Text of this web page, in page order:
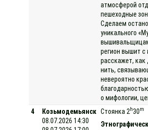
атмосферой
пешеходные
Сделаем
уникального
регион вышит с
расскажет,
нить,
невероятно
о мифологии,
4
Козьмодемьянск
08.07.2026 14:30
Стоянка 2 h30m